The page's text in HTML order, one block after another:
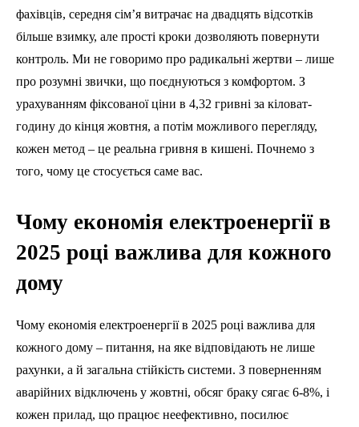
фахівців, середня сім’я витрачає на двадцять відсотків
більше взимку, але прості кроки дозволяють повернути
контроль. Ми не говоримо про радикальні жертви – лише
про розумні звички, що поєднуються з комфортом. З
урахуванням фіксованої ціни в 4,32 гривні за кіловат-
годину до кінця жовтня, а потім можливого перегляду,
кожен метод – це реальна гривня в кишені. Почнемо з
того, чому це стосується саме вас.
Чому економія електроенергії в
2025 році важлива для кожного
дому
Чому економія електроенергії в 2025 році важлива для
кожного дому – питання, на яке відповідають не лише
рахунки, а й загальна стійкість системи. З поверненням
аварійних відключень у жовтні, обсяг браку сягає 6-8%, і
кожен прилад, що працює неефективно, посилює